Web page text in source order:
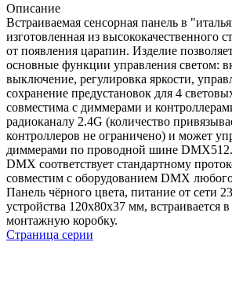
Описание
Встраиваемая сенсорная панель в
изготовленная из высококачественного
от появления царапин. Изделие
основные функции управления светом:
выключение, регулировка яркости,
сохранение предустановок для 4
совместима с диммерами и
радиоканалу 2.4G (количество
контроллеров не ограничено) и может
диммерами по проводной шине
DMX соответствует стандартному
совместим с оборудованием DMX
Панель чёрного цвета, питание от сети
устройства 120х80х37 мм, встраивается
монтажную коробку.
Страница серии